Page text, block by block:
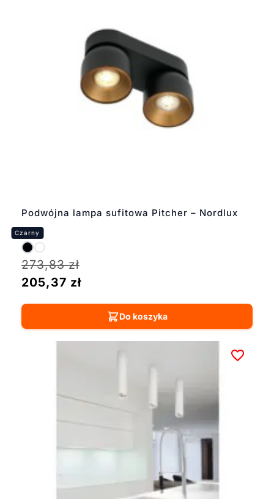
Podwójna lampa sufitowa Pitcher – Nordlux
273,83zł
205,37 zł
Do koszyka